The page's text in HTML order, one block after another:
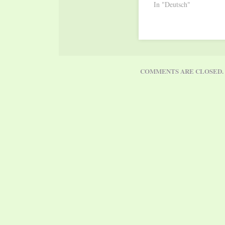
In "Deutsch"
COMMENTS ARE CLOSED.